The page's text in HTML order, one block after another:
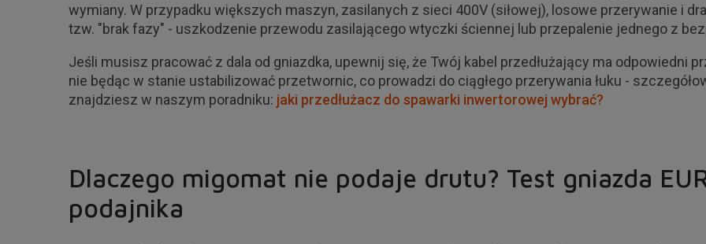
wymiany. W przypadku większych maszyn, zasilanych z sieci 400V (siłowej), losowe przerywanie i
tzw. "brak fazy" - uszkodzenie przewodu zasilającego wtyczki ściennej lub przepalenie jednego z
Jeśli musisz pracować z dala od gniazdka, upewnij się, że Twój kabel przedłużający ma odpowiedni
nie będąc w stanie ustabilizować przetwornic, co prowadzi do ciągłego przerywania łuku -
znajdziesz w naszym poradniku: jaki przedłużacz do spawarki inwertorowej wybrać?
Dlaczego migomat nie podaje drutu? Test gniazda
podajnika